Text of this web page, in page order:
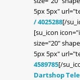
5px 5px"
/ 4025288[/
[su_icon
size="20"
5px 5px"
4589785[/
Dartshop